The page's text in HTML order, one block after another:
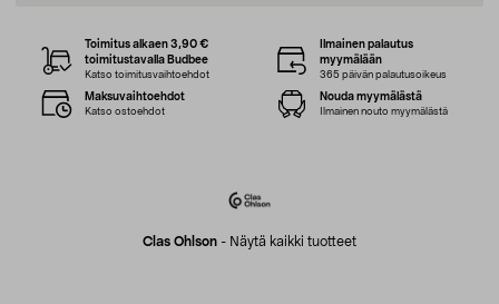
Clas Ohlson - Näytä kaikki tuotteet
Toimitus alkaen 3,90 €
toimitustavalla Budbee
Katso toimitusvaihtoehdot
Ilmainen palautus
myymälään
365 päivän palautusoikeus
Maksuvaihtoehdot
Katso ostoehdot
Nouda myymälästä
Ilmainen nouto myymälästä